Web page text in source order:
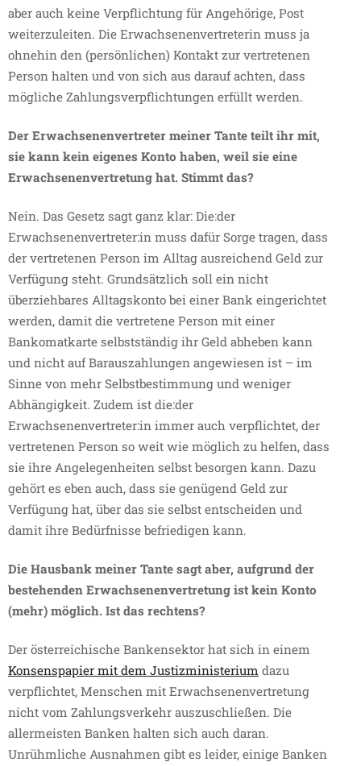
aber auch keine Verpflichtung für Angehörige, Post
weiterzuleiten. Die Erwachsenenvertreterin muss ja
ohnehin den (persönlichen) Kontakt zur vertretenen
Person halten und von sich aus darauf achten, dass
mögliche Zahlungsverpflichtungen erfüllt werden.
Der Erwachsenenvertreter meiner Tante teilt ihr mit,
sie kann kein eigenes Konto haben, weil sie eine
Erwachsenenvertretung hat. Stimmt das?
Nein. Das Gesetz sagt ganz klar: Die:der
Erwachsenenvertreter:in muss dafür Sorge tragen, dass
der vertretenen Person im Alltag ausreichend Geld zur
Verfügung steht. Grundsätzlich soll ein nicht
überziehbares Alltagskonto bei einer Bank eingerichtet
werden, damit die vertretene Person mit einer
Bankomatkarte selbstständig ihr Geld abheben kann
und nicht auf Barauszahlungen angewiesen ist – im
Sinne von mehr Selbstbestimmung und weniger
Abhängigkeit. Zudem ist die:der
Erwachsenenvertreter:in immer auch verpflichtet, der
vertretenen Person so weit wie möglich zu helfen, dass
sie ihre Angelegenheiten selbst besorgen kann. Dazu
gehört es eben auch, dass sie genügend Geld zur
Verfügung hat, über das sie selbst entscheiden und
damit ihre Bedürfnisse befriedigen kann.
Die Hausbank meiner Tante sagt aber, aufgrund der
bestehenden Erwachsenenvertretung ist kein Konto
(mehr) möglich. Ist das rechtens?
Der österreichische Bankensektor hat sich in einem
Konsenspapier mit dem Justizministerium dazu
verpflichtet, Menschen mit Erwachsenenvertretung
nicht vom Zahlungsverkehr auszuschließen. Die
allermeisten Banken halten sich auch daran.
Unrühmliche Ausnahmen gibt es leider, einige Banken